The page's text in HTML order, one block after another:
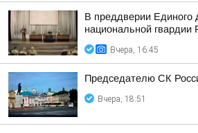
В преддверии Единого
национальной гвардии
Вчера, 16:45
Председателю СК
Вчера, 18:51